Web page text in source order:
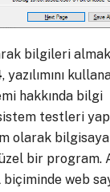
bilgileri almak
, yazılımını
hakkında bilgi
testleri
olarak
bir program.
web